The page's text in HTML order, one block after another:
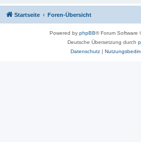
Startseite Foren-Übersicht
Powered by phpBB® Forum Software
Deutsche Übersetzung durch
Datenschutz|